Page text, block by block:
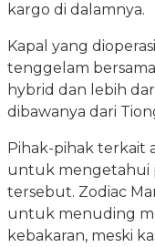
kargo di dalamnya.
Kapal yang
tenggelam
hybrid dan lebih
dibawanya dari
Pihak-pihak terkait
untuk mengetahui
tersebut. Zodiac
untuk menuding
kebakaran, meski